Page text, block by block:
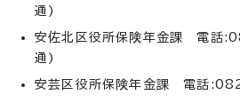
通)
安佐北区役所保険年金課 電
通)
安芸区役所保険年金課 電話